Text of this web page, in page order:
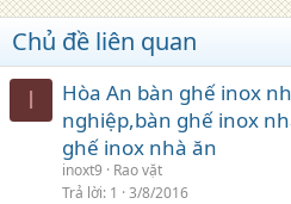
Chủ đề liên quan
I
Hòa An bàn ghế inox
nghiệp,bàn ghế inox
ghế inox nhà ăn
inoxt9
Rao vặt
Trả lời 1 3/8/2016